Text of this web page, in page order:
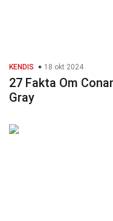
KENDIS 18 okt 2024
27 Fakta Om
Gray